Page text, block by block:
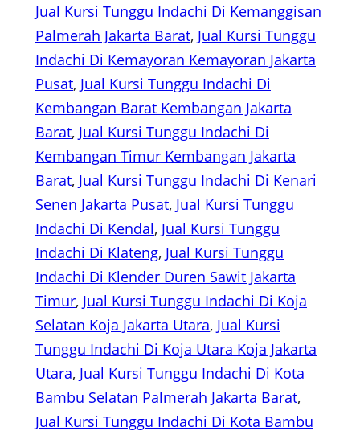
Jual Kursi Tunggu Indachi Di Kemanggisan
Palmerah Jakarta Barat, Jual Kursi Tunggu
Indachi Di Kemayoran Kemayoran Jakarta
Pusat, Jual Kursi Tunggu Indachi Di
Kembangan Barat Kembangan Jakarta
Barat, Jual Kursi Tunggu Indachi Di
Kembangan Timur Kembangan Jakarta
Barat, Jual Kursi Tunggu Indachi Di Kenari
Senen Jakarta Pusat, Jual Kursi Tunggu
Indachi Di Kendal, Jual Kursi Tunggu
Indachi Di Klateng, Jual Kursi Tunggu
Indachi Di Klender Duren Sawit Jakarta
Timur, Jual Kursi Tunggu Indachi Di Koja
Selatan Koja Jakarta Utara, Jual Kursi
Tunggu Indachi Di Koja Utara Koja Jakarta
Utara, Jual Kursi Tunggu Indachi Di Kota
Bambu Selatan Palmerah Jakarta Barat
Jual Kursi Tunggu Indachi Di Kota Bambu